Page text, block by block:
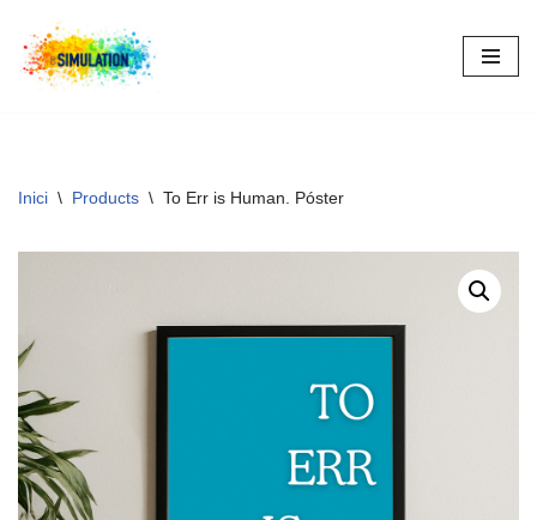
Vés
Inici \ Products \ To Err is Human. Póster